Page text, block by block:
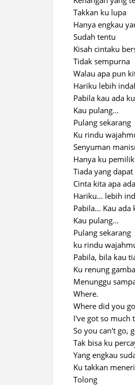
Takkan ku lupa
Hanya engkau
Sudah tentu
Kisah cintaku
Tidak sempurna
Walau apa pun
Hariku lebih
Pabila kau ada
Kau pulang...
Pulang sekarang
Ku rindu
Senyuman
Hanya ku
Tiada yang
Cinta kita apa
Hariku... lebih
Pabila... Kau
Kau pulang...
Pulang sekarang
ku rindu
Pabila, bila kau
Ku renung
Menunggu
Where.
Where did you
I've got so much
So you can't go,
Tak bisa ku
Yang engkau
Ku takkan
Tolong